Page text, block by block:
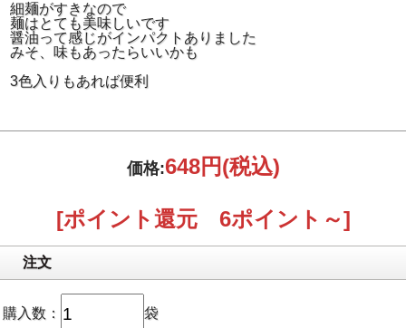
細麺がすきなので
麺はとても美味しいです
醤油って感じがインパクトありました
みそ、味もあったらいいかも
3色入りもあれば便利
価格:648円(税込)
[ポイント還元 6ポイント～]
注文
購入数： 袋